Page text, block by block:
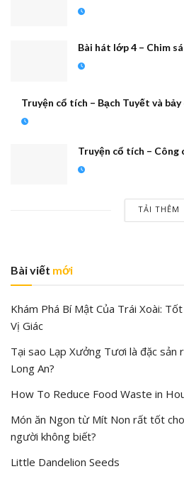
Bài hát lớp 4 – Chim
Truyện cổ tích – Bạch Tuyết và bảy
Truyện cổ tích –
TẢI THÊM
Bài viết mới
Khám Phá Bí Mật Của Trái Xoài:
Vị Giác
Tại sao Lạp Xưởng Tươi là đặc sản
Long An?
How To Reduce Food Waste in
Món ăn Ngon từ Mít Non rất tốt
người không biết?
Little Dandelion Seeds